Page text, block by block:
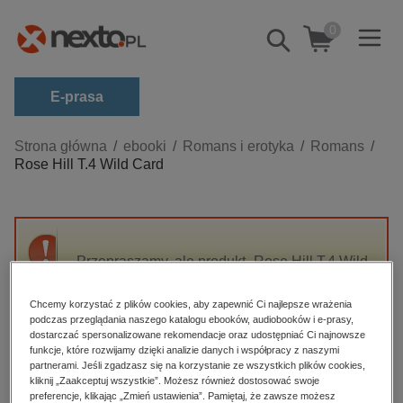
Pokaż/schowaj
wyszukiwarkę
0
E-prasa
Kategorie
Zobacz wszystkie E-prasa
budownictwo, aranżacja wnętrz
darmowe wydania
edukacja
hobby, sport, rozrywka
komputery, internet, technologie, informatyka
Strona główna ebooki Romans i erotyka
Romans
Rose Hill T.4 Wild Card
Przepraszamy, ale produkt „Rose Hill T.4 Wild
High-contrast mode
Polecane
Chcemy korzystać z plików cookies, aby zapewnić Ci najlepsze wrażenia
podczas przeglądania naszego katalogu ebooków, audiobooków i e-prasy,
dostarczać spersonalizowane rekomendacje oraz udostępniać Ci najnowsze
funkcje, które rozwijamy dzięki analizie danych i współpracy z naszymi
partnerami. Jeśli zgadzasz się na korzystanie ze wszystkich plików cookies,
kliknij „Zaakceptuj wszystkie”. Możesz również dostosować swoje
preferencje, klikając „Zmień ustawienia”. Pamiętaj, że zawsze możesz